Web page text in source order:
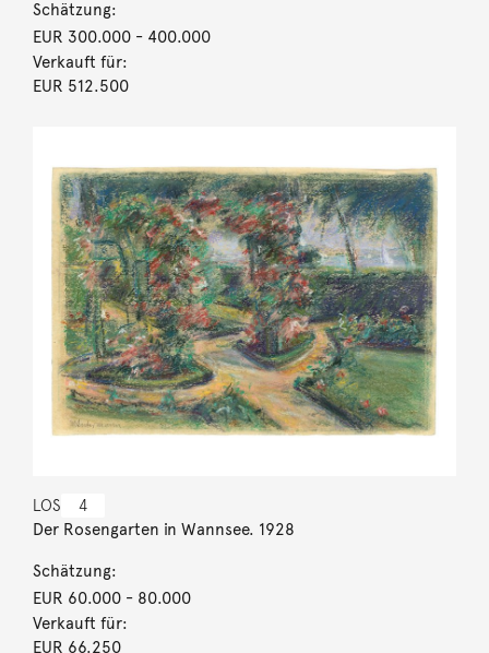
Schätzung:
EUR 300.000- 400.000
Verkauft für:
EUR 512.500
LOS 4
Der Rosengarten in Wannsee. 1928
Schätzung:
EUR 60.000- 80.000
Verkauft für:
EUR 66.250